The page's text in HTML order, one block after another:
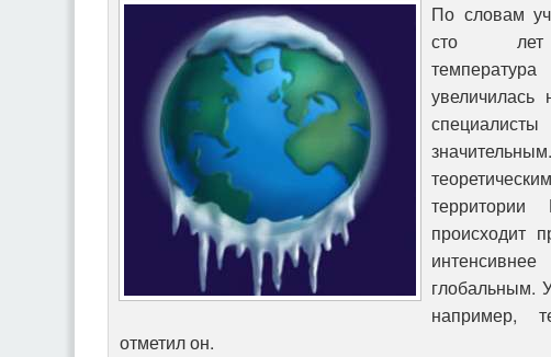
По словам
сто лет
увеличилась
территории
происходит
глобальным.
например,
отметил он.